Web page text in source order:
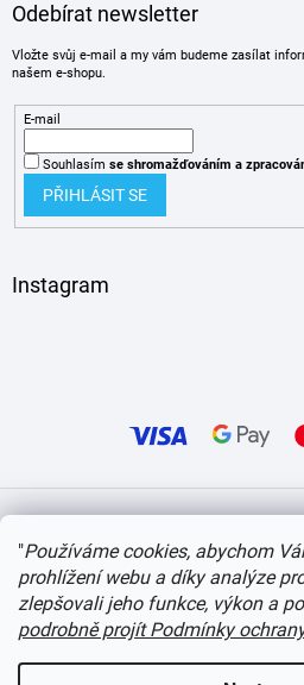
"Používáme cookies, abychom
prohlížení webu a díky analýze
zlepšovali jeho funkce, výkon a
podrobně projít Podmínky
Odebírat newsletter
Vložte svůj e-mail a my vám budeme zasílat
našem e-shopu.
E-mail
Souhlasím se shromažďováním a
PŘIHLÁSIT SE
Instagram
Copyright 2026 itvlaky.cz . Všechna práva